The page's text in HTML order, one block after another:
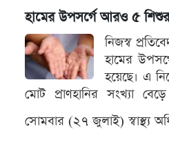
হামের উপসর্গে আরও ৫
নিজস্ব
হামের
হয়েছে। এ
মোট প্রাণহানির সংখ্যা
সোমবার (২৭ জুলাই) স্বাস্থ্য